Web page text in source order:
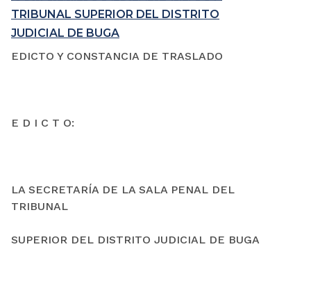
TRIBUNAL SUPERIOR DEL DISTRITO
JUDICIAL DE BUGA
EDICTO Y CONSTANCIA DE TRASLADO
E D I C T O:
LA SECRETARÍA DE LA SALA PENAL DEL
TRIBUNAL
SUPERIOR DEL DISTRITO JUDICIAL DE BUGA